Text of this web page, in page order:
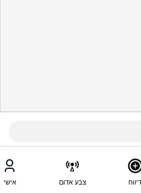
דיווח צבע אדום אישי